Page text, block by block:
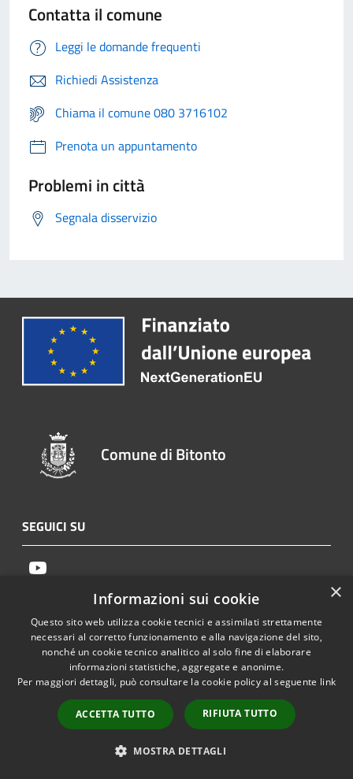
Contatta il comune
Leggi le domande frequenti
Richiedi Assistenza
Chiama il comune 080 3716102
Prenota un appuntamento
Problemi in città
Segnala disservizio
Comune di Bitonto
SEGUICI SU
AMMINISTRAZIONE
Organi di Governo
Aree Amministrative
Uffici
Enti e fondazioni
Personale Amministrativo
×
Informazioni sui cookie
Questo sito web utilizza cookie tecnici e assimilati strettamente
necessari al corretto funzionamento e alla navigazione del sito,
nonché un cookie tecnico analitico al solo fine di elaborare
informazioni statistiche, aggregate e anonime.
Per maggiori dettagli, può consultare la cookie policy al seguente link
ACCETTA TUTTO RIFIUTA TUTTO
MOSTRA DETTAGLI